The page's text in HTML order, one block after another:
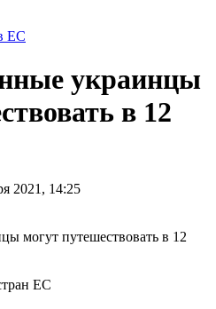
ЕС
украинцы
в 12
2021, 14:25
ЕС